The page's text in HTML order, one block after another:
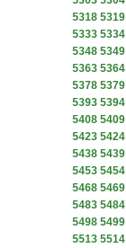
5318 5319
5333 5334
5348 5349
5363 5364
5378 5379
5393 5394
5408 5409
5423 5424
5438 5439
5453 5454
5468 5469
5483 5484
5498 5499
5513 5514